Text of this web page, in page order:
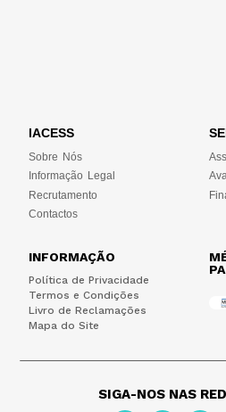
IACESS
Sobre Nós
Informação Legal
Recrutamento
Contactos
INFORMAÇÃO
Política de Privacidade
Termos e Condições
Livro de Reclamações
Mapa do Site
SIGA-NOS NAS